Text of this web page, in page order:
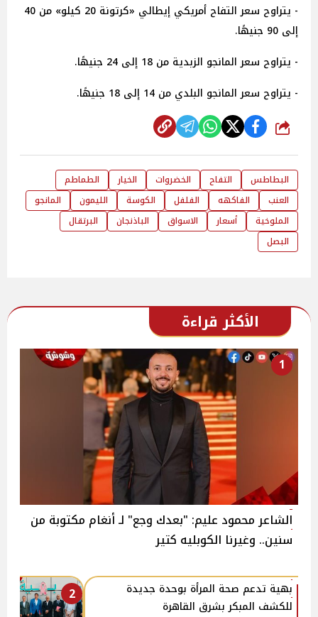
- يتراوح سعر التفاح أمريكي إيطالي «كرتونة 20 كيلو» من 40
إلى 90 جنيهًا.
- يتراوح سعر المانجو الزبدية من 18 إلى 24 جنيهًا.
- يتراوح سعر المانجو البلدي من 14 إلى 18 جنيهًا.
شارك
البطاطس التفاح الخضروات الخيار
الطماطم
العنب
الفاكهه الفلفل الكوسة الليمون
المانجو
الملوخية
أسعار الاسواق الباذنجان
البرتقال
البصل
الأكثر قراءة
1
الشاعر محمود عليم: "بعدك وجع" لـ أنغام مكتوبة من
سنين.. وغيرنا الكوبليه كتير
2
بهية تدعم صحة المرأة بوحدة جديدة
للكشف المبكر بشرق القاهرة